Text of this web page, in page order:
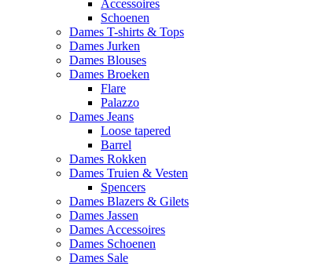
Accessoires
Schoenen
Dames T-shirts & Tops
Dames Jurken
Dames Blouses
Dames Broeken
Flare
Palazzo
Dames Jeans
Loose tapered
Barrel
Dames Rokken
Dames Truien & Vesten
Spencers
Dames Blazers & Gilets
Dames Jassen
Dames Accessoires
Dames Schoenen
Dames Sale